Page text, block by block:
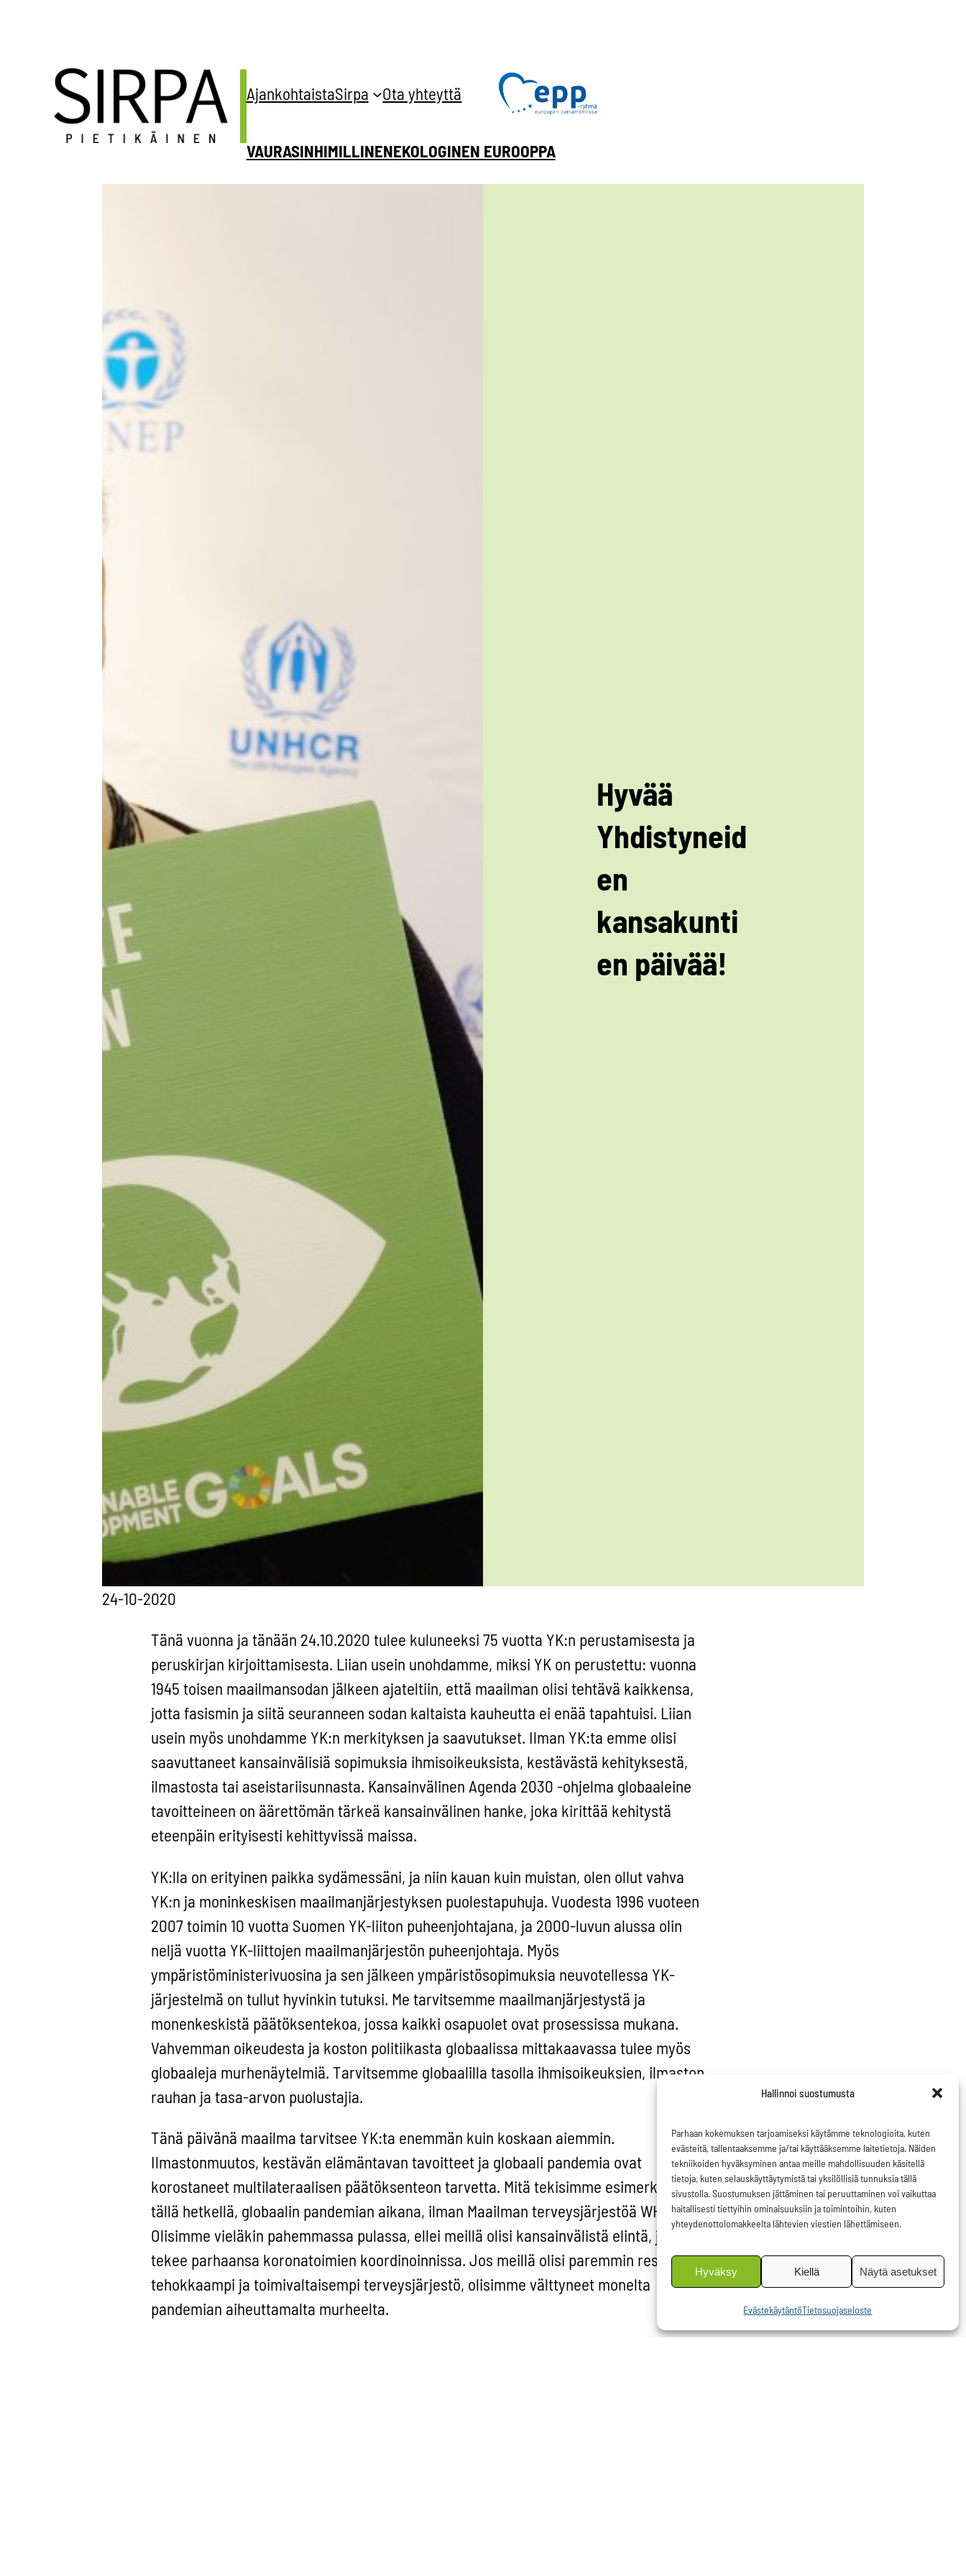
Hallinnoi suostumusta
Parhaan kokemuksen tarjoamiseksi käytämme teknologioita, kuten
evästeitä, tallentaaksemme ja/tai käyttääksemme laitetietoja. Näiden
tekniikoiden hyväksyminen antaa meille mahdollisuuden käsitellä
tietoja, kuten selauskäyttäytymistä tai yksilöllisiä tunnuksia tällä
sivustolla. Suostumuksen jättäminen tai peruuttaminen voi vaikuttaa
haitallisesti tiettyihin ominaisuuksiin ja toimintoihin, kuten
yhteydenottolomakkeelta lähtevien viestien lähettämiseen.
Hyväksy Kiellä Näytä asetukset
EvästekäytäntöTietosuojaseloste
AjankohtaistaSirpa Ota yhteyttä
VAURASINHIMILLINENEKOLOGINEN EUROOPPA
Hyvää
Yhdistyneid
en
kansakunti
en päivää!
24-10-2020
Tänä vuonna ja tänään 24.10.2020 tulee kuluneeksi 75 vuotta YK:n perustamisesta ja
peruskirjan kirjoittamisesta. Liian usein unohdamme, miksi YK on perustettu: vuonna
1945 toisen maailmansodan jälkeen ajateltiin, että maailman olisi tehtävä kaikkensa,
jotta fasismin ja siitä seuranneen sodan kaltaista kauheutta ei enää tapahtuisi. Liian
usein myös unohdamme YK:n merkityksen ja saavutukset. Ilman YK:ta emme olisi
saavuttaneet kansainvälisiä sopimuksia ihmisoikeuksista, kestävästä kehityksestä,
ilmastosta tai aseistariisunnasta. Kansainvälinen Agenda 2030 -ohjelma globaaleine
tavoitteineen on äärettömän tärkeä kansainvälinen hanke, joka kirittää kehitystä
eteenpäin erityisesti kehittyvissä maissa.
YK:lla on erityinen paikka sydämessäni, ja niin kauan kuin muistan, olen ollut vahva
YK:n ja moninkeskisen maailmanjärjestyksen puolestapuhuja. Vuodesta 1996 vuoteen
2007 toimin 10 vuotta Suomen YK-liiton puheenjohtajana, ja 2000-luvun alussa olin
neljä vuotta YK-liittojen maailmanjärjestön puheenjohtaja. Myös
ympäristöministerivuosina ja sen jälkeen ympäristösopimuksia neuvotellessa YK-
järjestelmä on tullut hyvinkin tutuksi. Me tarvitsemme maailmanjärjestystä ja
monenkeskistä päätöksentekoa, jossa kaikki osapuolet ovat prosessissa mukana.
Vahvemman oikeudesta ja koston politiikasta globaalissa mittakaavassa tulee myös
globaaleja murhenäytelmiä. Tarvitsemme globaalilla tasolla ihmisoikeuksien, ilmaston,
rauhan ja tasa-arvon puolustajia.
Tänä päivänä maailma tarvitsee YK:ta enemmän kuin koskaan aiemmin.
Ilmastonmuutos, kestävän elämäntavan tavoitteet ja globaali pandemia ovat
korostaneet multilateraalisen päätöksenteon tarvetta. Mitä tekisimme esimerkiksi
tällä hetkellä, globaalin pandemian aikana, ilman Maailman terveysjärjestöä WHO:ta?
Olisimme vieläkin pahemmassa pulassa, ellei meillä olisi kansainvälistä elintä, joka
tekee parhaansa koronatoimien koordinoinnissa. Jos meillä olisi paremmin resursoitu,
tehokkaampi ja toimivaltaisempi terveysjärjestö, olisimme välttyneet monelta
pandemian aiheuttamalta murheelta.